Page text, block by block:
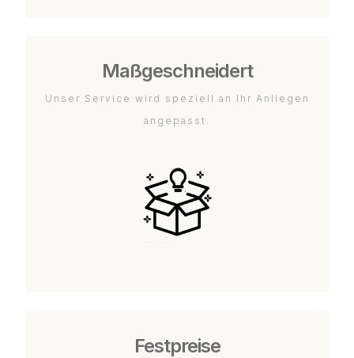
Maßgeschneidert
Unser Service wird speziell an Ihr Anliegen
angepasst.
Festpreise